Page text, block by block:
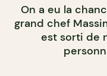
On a eu la
grand chef
est sorti de